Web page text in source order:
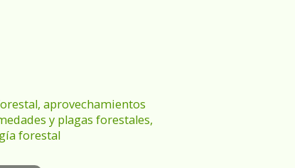
aprovechamientos
y plagas forestales,
forestal